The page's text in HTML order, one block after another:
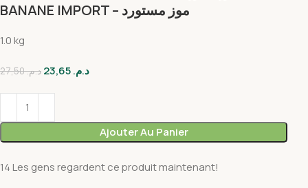
BANANE IMPORT – موز مستورد
1.0 kg
د.م.27,50 د.م.
Ajouter Au Panier
14 Les gens regardent ce produit maintenant!